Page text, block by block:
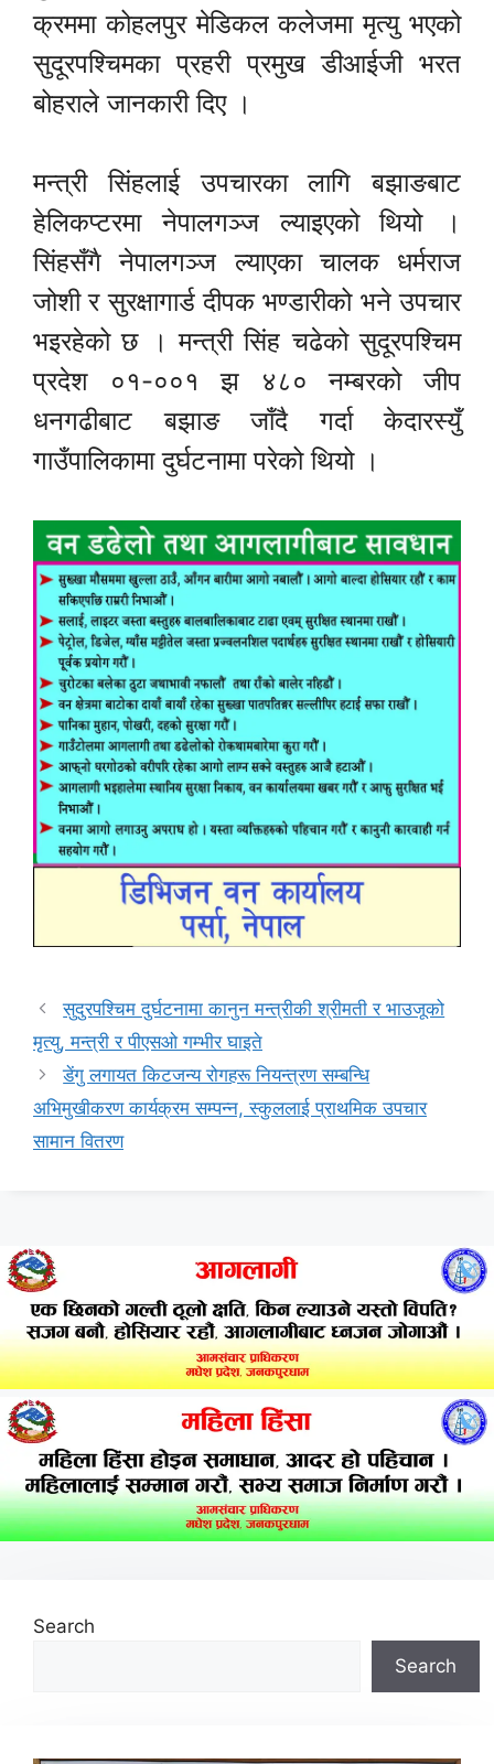
क्रममा कोहलपुर मेडिकल कलेजमा मृत्यु भएको
‍‍‍‍सुदूरपश्चिमका प्रहरी प्रमुख डीआईजी भरत
बोहराले जानकारी दिए ।
मन्त्री सिंहलाई उपचारका लागि बझाङबाट
हेलिकप्टरमा नेपालगञ्ज ल्याइएको थियो ।
सिंहसँगै नेपालगञ्ज ल्याएका चालक धर्मराज
जोशी र सुरक्षागार्ड दीपक भण्डारीको भने उपचार
भइरहेको छ । मन्त्री सिंह चढेको सुदूरपश्चिम
प्रदेश ०१-००१ झ ४८० नम्बरको जीप
धनगढीबाट बझाङ जाँदै गर्दा केदारस्युँ
गाउँपालिकामा दुर्घटनामा परेको थियो ।
सुदुरपश्चिम दुर्घटनामा कानुन मन्त्रीकी श्रीमती र भाउजूको
मृत्यु, मन्त्री र पीएसओ गम्भीर घाइते
डेंगु लगायत किटजन्य रोगहरू नियन्त्रण सम्बन्धि
अभिमुखीकरण कार्यक्रम सम्पन्न, स्कुललाई प्राथमिक उपचार
सामान वितरण
Search
Search